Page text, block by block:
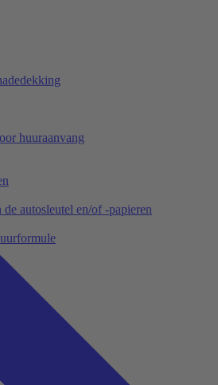
huuraanvang
autosleutel en/of -papieren